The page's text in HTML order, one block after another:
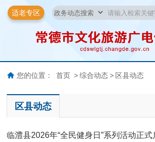
适老专区
您的位置： 首页 > 综合动态 > 区县动态
区县动态
临澧县2026年“全民健身日”系列活动正式